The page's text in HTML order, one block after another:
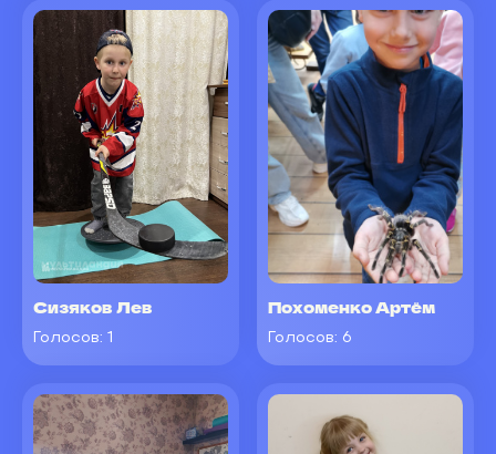
Сизяков Лев
Голосов: 1
Похоменко Артём
Голосов: 6